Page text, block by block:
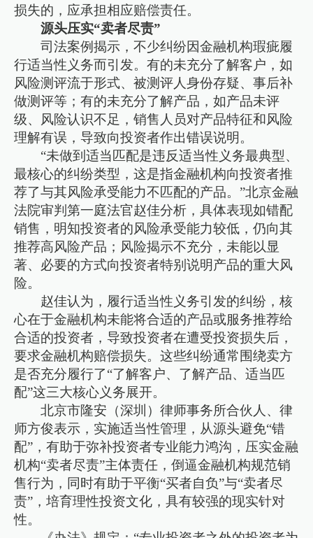
损失的，应承担相应赔偿责任。
源头压实“卖者尽责”
司法案例揭示，不少纠纷因金融机构瑕疵履
行适当性义务而引发。有的未充分了解客户，如
风险测评流于形式、被测评人身份存疑、事后补
做测评等；有的未充分了解产品，如产品未评
级、风险认识不足，销售人员对产品特征和风险
理解有误，导致向投资者作出错误说明。
“未做到适当匹配是违反适当性义务最典型、
最核心的纠纷类型，这是指金融机构向投资者推
荐了与其风险承受能力不匹配的产品。”北京金融
法院审判第一庭法官赵佳分析，具体表现如错配
销售，明知投资者的风险承受能力较低，仍向其
推荐高风险产品；风险揭示不充分，未能以显
著、必要的方式向投资者特别说明产品的重大风
险。
赵佳认为，履行适当性义务引发的纠纷，核
心在于金融机构未能将合适的产品或服务推荐给
合适的投资者，导致投资者在遭受投资损失后，
要求金融机构赔偿损失。这些纠纷通常围绕卖方
是否充分履行了“了解客户、了解产品、适当匹
配”这三大核心义务展开。
北京市隆安（深圳）律师事务所合伙人、律
师方俊表示，实施适当性管理，从源头避免“错
配”，有助于弥补投资者专业能力鸿沟，压实金融
机构“卖者尽责”主体责任，倒逼金融机构规范销
售行为，同时有助于平衡“买者自负”与“卖者尽
责”，培育理性投资文化，具有较强的现实针对
性。